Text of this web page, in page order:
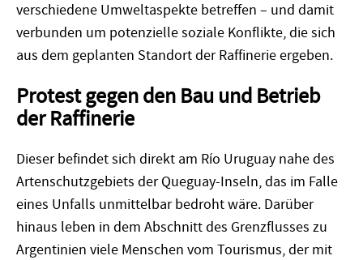
verschiedene Umweltaspekte betreffen – und damit
verbunden um potenzielle soziale Konflikte, die sich
aus dem geplanten Standort der Raffinerie ergeben.
Protest gegen den Bau und Betrieb
der Raffinerie
Dieser befindet sich direkt am Río Uruguay nahe des
Artenschutzgebiets der Queguay-Inseln, das im Falle
eines Unfalls unmittelbar bedroht wäre. Darüber
hinaus leben in dem Abschnitt des Grenzflusses zu
Argentinien viele Menschen vom Tourismus, der mit